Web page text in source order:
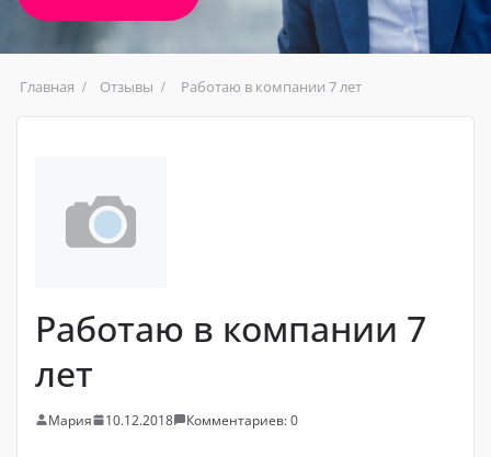
Главная Отзывы Работаю в компании 7 лет
Работаю в компании 7
лет
Мария 10.12.2018 Комментариев: 0